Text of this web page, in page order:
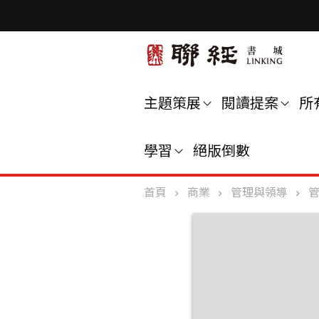
主題策展 閱讀提案 所
學習 絕版倒數
首頁 商業 管理與領導